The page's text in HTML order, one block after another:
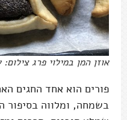
אוזן המן במילוי פרג
פורים הוא אחד החגים
בשמחה, ומלווה